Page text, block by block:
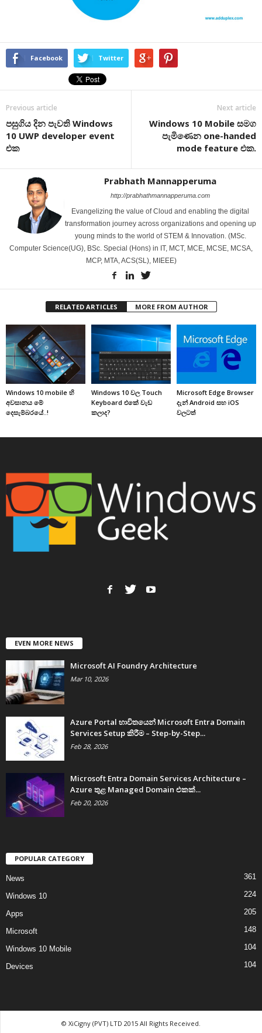
Facebook Twitter
Previous article
පසුගිය දින පැවති Windows
10 UWP developer event
එක
Next article
Windows 10 Mobile සමග
පැමිණෙන one-handed
mode feature එක.
Prabhath Mannapperuma
http://prabhathmannapperuma.com
Evangelizing the value of Cloud and enabling the digital
transformation journey across organizations and opening up
young minds to the world of STEM & Innovation. (MSc.
Computer Science(UG), BSc. Special (Hons) in IT, MCT, MCE, MCSE, MCSA,
MCP, MTA, ACS(SL), MIEEE)
RELATED ARTICLES MORE FROM AUTHOR
Windows 10 mobile හි
අවසානය මේ
දෙසැම්බරයේ..!
Windows 10 වල Touch
Keyboard එකේ වැඩ
කලාද?
Microsoft Edge Browser
දැන් Android සහ iOS
වලටත්
EVEN MORE NEWS
Microsoft AI Foundry Architecture
Mar 10, 2026
Azure Portal භාවිතයෙන් Microsoft Entra Domain
Services Setup කිරීම – Step-by-Step...
Feb 28, 2026
Microsoft Entra Domain Services Architecture –
Azure තුළ Managed Domain එකක්...
Feb 20, 2026
POPULAR CATEGORY
News 361
Windows 10 224
Apps 205
Microsoft 148
Windows 10 Mobile 104
Devices 104
© XiCigny (PVT) LTD 2015 All Rights Received.